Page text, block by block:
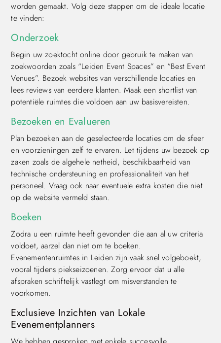
worden gemaakt. Volg deze stappen om de ideale locatie
te vinden:
Onderzoek
Begin uw zoektocht online door gebruik te maken van
zoekwoorden zoals “Leiden Event Spaces” en “Best Event
Venues”. Bezoek websites van verschillende locaties en
lees reviews van eerdere klanten. Maak een shortlist van
potentiële ruimtes die voldoen aan uw basisvereisten.
Bezoeken en Evalueren
Plan bezoeken aan de geselecteerde locaties om de sfeer
en voorzieningen zelf te ervaren. Let tijdens uw bezoek op
zaken zoals de algehele netheid, beschikbaarheid van
technische ondersteuning en professionaliteit van het
personeel. Vraag ook naar eventuele extra kosten die niet
op de website vermeld staan.
Boeken
Zodra u een ruimte heeft gevonden die aan al uw criteria
voldoet, aarzel dan niet om te boeken.
Evenementenruimtes in Leiden zijn vaak snel volgeboekt,
vooral tijdens piekseizoenen. Zorg ervoor dat u alle
afspraken schriftelijk vastlegt om misverstanden te
voorkomen.
Exclusieve Inzichten van Lokale
Evenementplanners